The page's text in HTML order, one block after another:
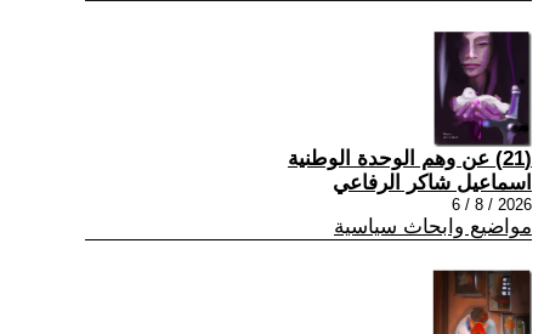
(21) عن وهم الوحدة الوطنية
اسماعيل شاكر الرفاعي
2026 / 8 / 6
مواضيع وابحاث سياسية